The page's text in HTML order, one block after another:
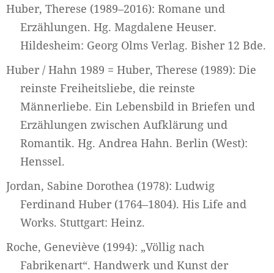
Huber, Therese (1989–2016): Romane und
Erzählungen. Hg. Magdalene Heuser.
Hildesheim: Georg Olms Verlag. Bisher 12 Bde.
Huber / Hahn 1989 = Huber, Therese (1989): Die
reinste Freiheitsliebe, die reinste
Männerliebe. Ein Lebensbild in Briefen und
Erzählungen zwischen Aufklärung und
Romantik. Hg. Andrea Hahn. Berlin (West):
Henssel.
Jordan, Sabine Dorothea (1978): Ludwig
Ferdinand Huber (1764–1804). His Life and
Works. Stuttgart: Heinz.
Roche, Geneviève (1994): „Völlig nach
Fabrikenart“. Handwerk und Kunst der